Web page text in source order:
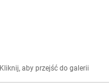
Kliknij, aby przejść do galerii